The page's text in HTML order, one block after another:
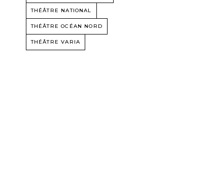
THÉÂTRE NATIONAL
THÉÂTRE OCÉAN NORD
THÉÂTRE VARIA